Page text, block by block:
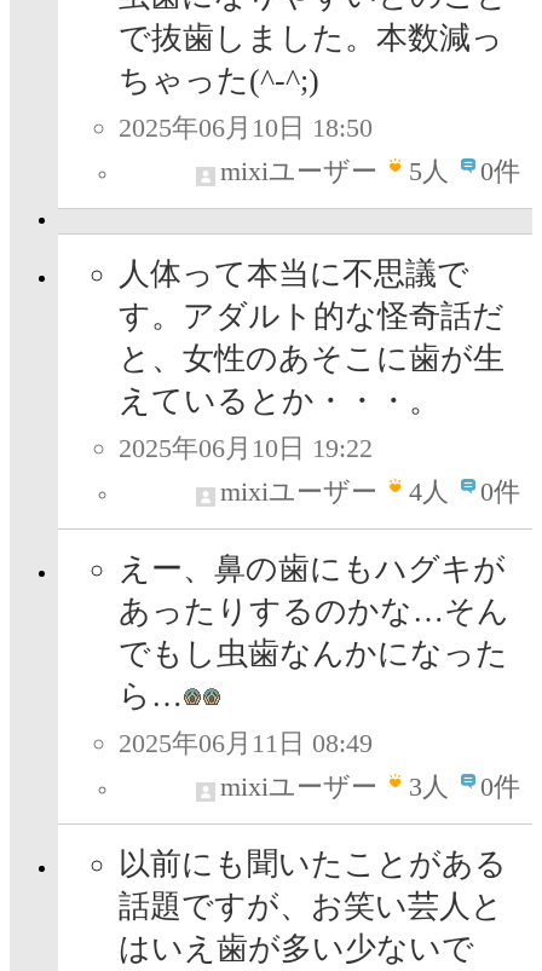
で抜歯しました。本数減っ
ちゃった(^-^;)
2025年06月10日 18:50
mixiユーザー
5人 0件
人体って本当に不思議で
す。アダルト的な怪奇話だ
と、女性のあそこに歯が生
えているとか・・・。
2025年06月10日 19:22
mixiユーザー
4人 0件
えー、鼻の歯にもハグキが
あったりするのかな…そん
でもし虫歯なんかになった
ら…
2025年06月11日 08:49
mixiユーザー
3人 0件
以前にも聞いたことがある
話題ですが、お笑い芸人と
はいえ歯が多い少ないで